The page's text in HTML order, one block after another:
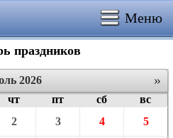
Меню
праздников
»
2026
чт пт сб
вс
2 3 4 5